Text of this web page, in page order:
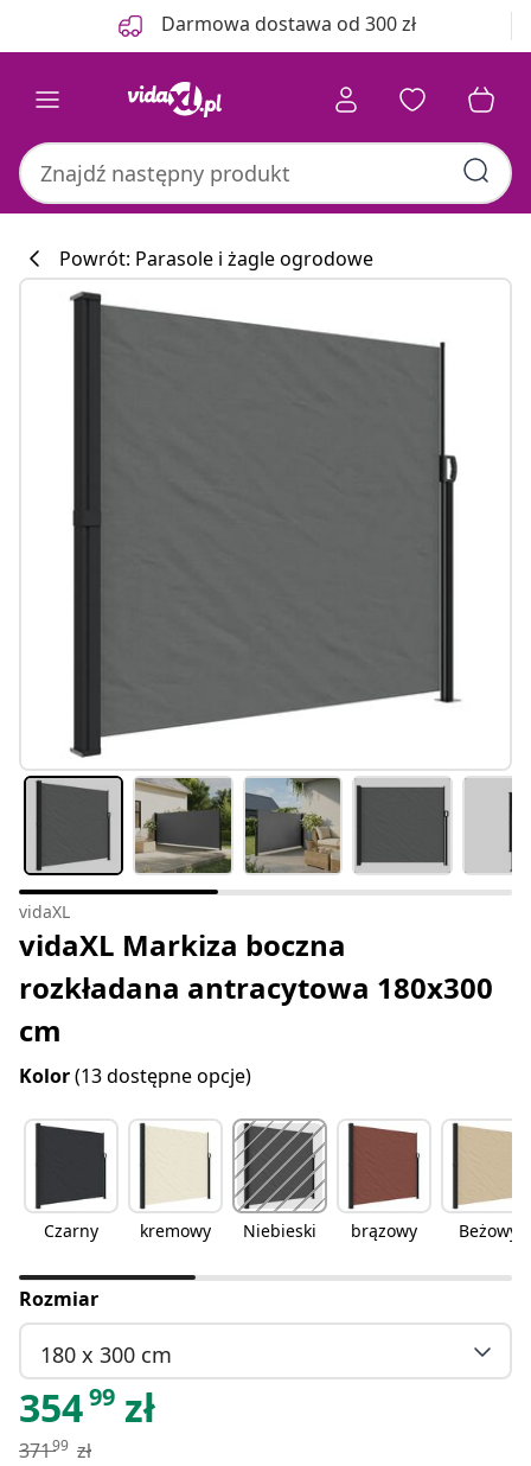
Darmowa dostawa od 300 zł
Powrót: Parasole i żagle ogrodowe
vidaXL
vidaXL Markiza boczna
rozkładana antracytowa 180x300
cm
Kolor(13 dostępne opcje)
Czarny kremowy Niebieski brązowy Beżowy
Rozmiar
180 x 300 cm
35499 zł
37199 zł